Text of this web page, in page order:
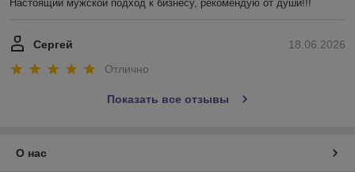
Настоящий мужской подход к бизнесу, рекомендую от души!!!
18.06.2026
Сергей
Отлично
Показать все отзывы
О нас